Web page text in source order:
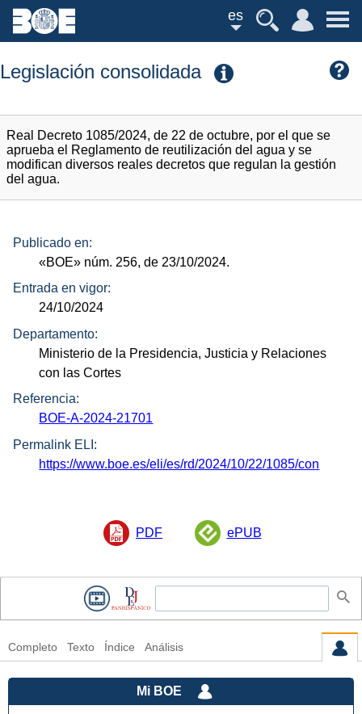
es
Legislación consolidada
Real Decreto 1085/2024, de 22 de octubre, por el que se
aprueba el Reglamento de reutilización del agua y se
modifican diversos reales decretos que regulan la gestión
del agua.
Publicado en:
«BOE» núm. 256, de 23/10/2024.
Entrada en vigor:
24/10/2024
Departamento:
Ministerio de la Presidencia, Justicia y Relaciones
con las Cortes
Referencia:
BOE-A-2024-21701
Permalink ELI:
https://www.boe.es/eli/es/rd/2024/10/22/1085/con
PDF ePUB
Completo Texto Índice Análisis
Mi BOE